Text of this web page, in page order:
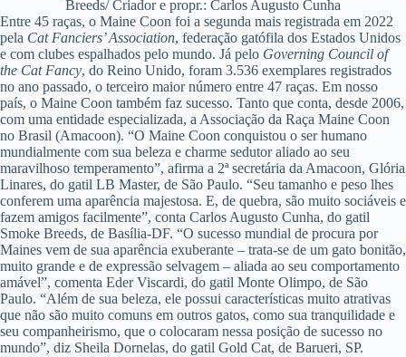
Breeds/ Criador e propr.: Carlos Augusto Cunha
Entre 45 raças, o Maine Coon foi a segunda mais registrada em 2022
pela Cat Fanciers’ Association, federação gatófila dos Estados Unidos
e com clubes espalhados pelo mundo. Já pelo Governing Council of
the Cat Fancy, do Reino Unido, foram 3.536 exemplares registrados
no ano passado, o terceiro maior número entre 47 raças. Em nosso
país, o Maine Coon também faz sucesso. Tanto que conta, desde 2006,
com uma entidade especializada, a Associação da Raça Maine Coon
no Brasil (Amacoon). “O Maine Coon conquistou o ser humano
mundialmente com sua beleza e charme sedutor aliado ao seu
maravilhoso temperamento”, afirma a 2ª secretária da Amacoon, Glória
Linares, do gatil LB Master, de São Paulo. “Seu tamanho e peso lhes
conferem uma aparência majestosa. E, de quebra, são muito sociáveis e
fazem amigos facilmente”, conta Carlos Augusto Cunha, do gatil
Smoke Breeds, de Basília-DF. “O sucesso mundial de procura por
Maines vem de sua aparência exuberante – trata-se de um gato bonitão,
muito grande e de expressão selvagem – aliada ao seu comportamento
amável”, comenta Eder Viscardi, do gatil Monte Olimpo, de São
Paulo. “Além de sua beleza, ele possui características muito atrativas
que não são muito comuns em outros gatos, como sua tranquilidade e
seu companheirismo, que o colocaram nessa posição de sucesso no
mundo”, diz Sheila Dornelas, do gatil Gold Cat, de Barueri, SP.